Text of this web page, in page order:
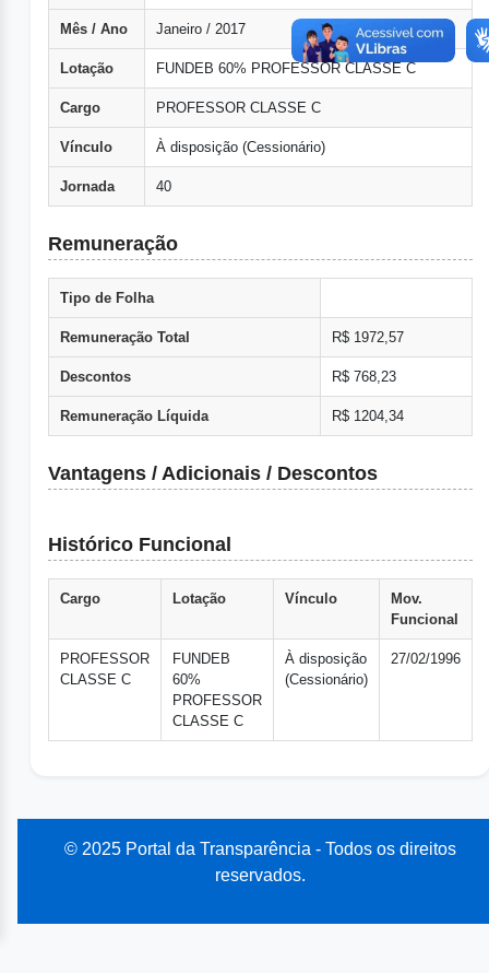
Mês / Ano Janeiro / 2017
Lotação FUNDEB 60% PROFESSOR CLASSE C
Cargo PROFESSOR CLASSE C
Vínculo À disposição (Cessionário)
Jornada 40
Remuneração
Tipo de Folha
Remuneração Total R$ 1972,57
Descontos R$ 768,23
Remuneração Líquida R$ 1204,34
Vantagens / Adicionais / Descontos
Histórico Funcional
Cargo Lotação Vínculo
Mov.
Funcional
PROFESSOR
CLASSE C
FUNDEB
60%
PROFESSOR
CLASSE C
À disposição
(Cessionário)
27/02/1996
© 2025 Portal da Transparência - Todos os direitos
reservados.